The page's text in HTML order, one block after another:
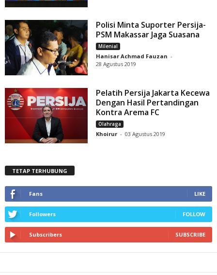
Polisi Minta Suporter Persija-
PSM Makassar Jaga Suasana
Milenial
Hanisar Achmad Fauzan -
28 Agustus 2019
Pelatih Persija Jakarta Kecewa
Dengan Hasil Pertandingan
Kontra Arema FC
Olahraga
Khoirur - 03 Agustus 2019
TETAP TERHUBUNG
Fans LIKE
Followers FOLLOW
Subscribers SUBSCRIBE